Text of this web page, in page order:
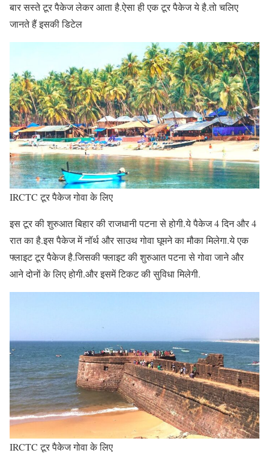
बार सस्ते टूर पैकेज लेकर आता है.ऐसा ही एक टूर पैकेज ये है.तो चलिए
जानते हैं इसकी डिटेल
IRCTC टूर पैकेज गोवा के लिए
इस टूर की शुरुआत बिहार की राजधानी पटना से होगी.ये पैकेज 4 दिन और 4
रात का है.इस पैकेज में नॉर्थ और साउथ गोवा घूमने का मौका मिलेगा.ये एक
फ्लाइट टूर पैकेज है.जिसकी फ्लाइट की शुरुआत पटना से गोवा जाने और
आने दोनों के लिए होगी.और इसमें टिकट की सुविधा मिलेगी.
IRCTC टूर पैकेज गोवा के लिए